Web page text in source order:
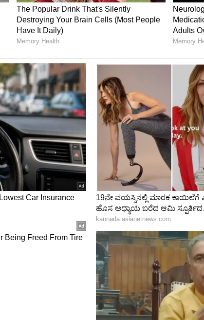
ಕಲಾವಿದರು ಹೊಟ್ಟೆಪಾಡಿಗೆ ದುಡಿಯುತ್ತಿರುವವರು ಸ್ವಲ್ಪ
ಸಿನಿ ಹಾಗೂ ಧಾರಾವಾಹಿಯಲ್ಲಿ 30 ವರ್ಷಗಳ
ಸ್ವಾಭಿಮಾನಿ, ಮುಂಗೋಪಿ ಆದರೆ ಕೆಲವೊಮ್ಮೆ ಅದು ನಮ್ಮ
ಸುನಿತಾ ಶೆಟ್ಟಿ ಹೇಳಿದ್ದಾರೆ.